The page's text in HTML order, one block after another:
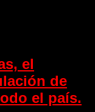
el
de
el país.